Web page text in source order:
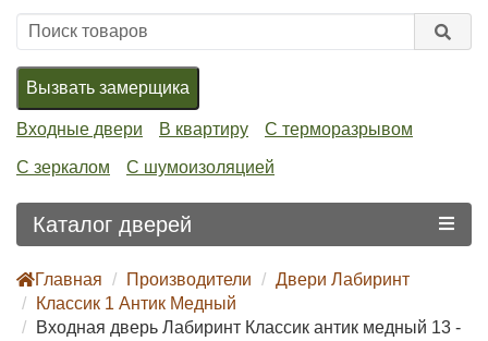
Вызвать замерщика
Входные двери В квартиру С терморазрывом
С зеркалом С шумоизоляцией
Каталог дверей
Главная Производители
Двери Лабиринт
Классик 1 Антик Медный
Входная дверь Лабиринт Классик антик медный 13 -